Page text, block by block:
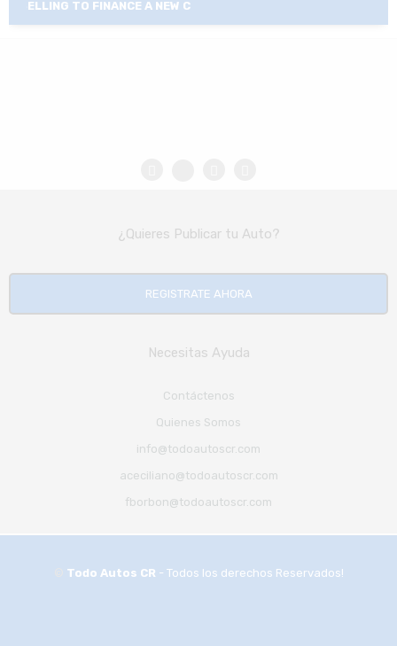
¿Quieres Publicar tu Auto?
Necesitas Ayuda
Contáctenos
Quienes Somos
info@todoautoscr.com
aceciliano@todoautoscr.com
fborbon@todoautoscr.com
Todo Autos CR - Todos los derechos Reservados!